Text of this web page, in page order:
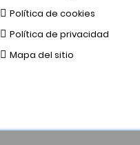
Política de cookies
Política de privacidad
Mapa del sitio